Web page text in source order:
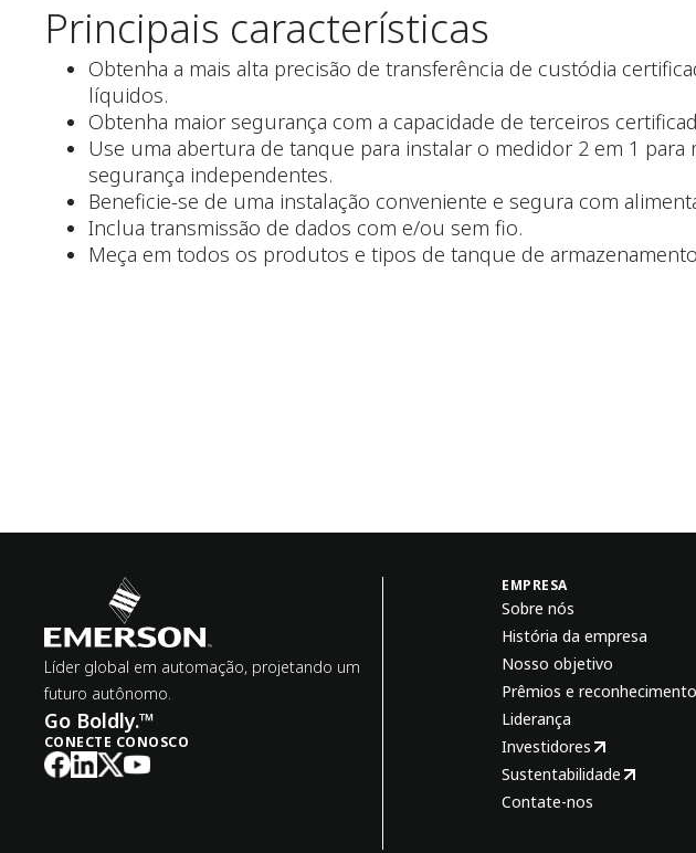
Principais características
Obtenha a mais alta precisão de transferência de custódia
líquidos.
Obtenha maior segurança com a capacidade de terceiros
Use uma abertura de tanque para instalar o medidor 2 em 1
segurança independentes.
Beneficie-se de uma instalação conveniente e segura com
Inclua transmissão de dados com e/ou sem fio.
Meça em todos os produtos e tipos de tanque de
Líder global em automação, projetando um
futuro autônomo.
Go Boldly.™
CONECTE CONOSCO
EMPRESA
Sobre nós
História da empresa
Nosso objetivo
Prêmios e
Liderança
Investidores
Sustentabilidade
Contate-nos